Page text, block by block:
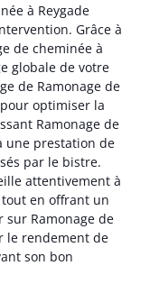
à Reygade
Grâce à
de cheminée à
globale de votre
de Ramonage de
optimiser la
Ramonage de
une prestation de
par le bistre.
attentivement à
en offrant un
sur Ramonage de
le rendement de
son bon